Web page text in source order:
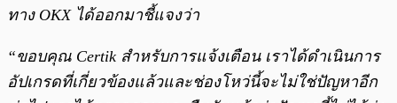
ทาง OKX ได้ออกมาชี้แจงว่า
“ขอบคุณ Certik สำหรับการแจ้งเตือน เราได้ดำเนินการ
อัปเกรดที่เกี่ยวข้องแล้วและช่องโหว่นี้จะไม่ใช่ปัญหาอีก